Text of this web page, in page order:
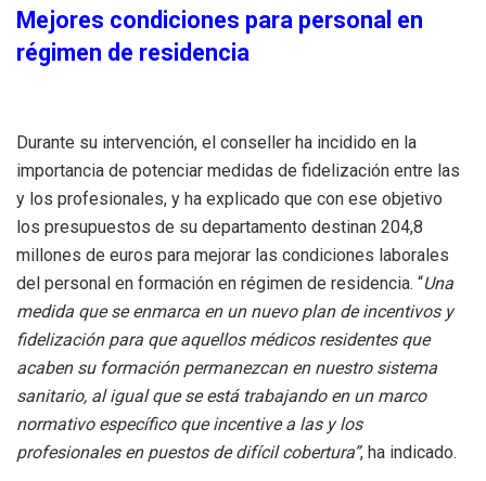
Mejores condiciones para personal en
régimen de residencia
Durante su intervención, el conseller ha incidido en la
importancia de potenciar medidas de fidelización entre las
y los profesionales, y ha explicado que con ese objetivo
los presupuestos de su departamento destinan 204,8
millones de euros para mejorar las condiciones laborales
del personal en formación en régimen de residencia. “Una
medida que se enmarca en un nuevo plan de incentivos y
fidelización para que aquellos médicos residentes que
acaben su formación permanezcan en nuestro sistema
sanitario, al igual que se está trabajando en un marco
normativo específico que incentive a las y los
profesionales en puestos de difícil cobertura”, ha indicado.